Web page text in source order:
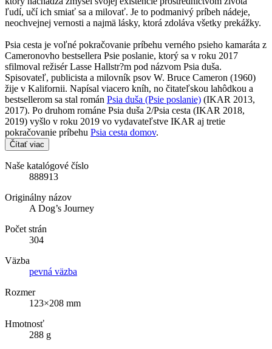
ľudí, učí ich smiať sa a milovať. Je to podmanivý príbeh nádeje,
neochvejnej vernosti a najmä lásky, ktorá zdoláva všetky prekážky.
Psia cesta je voľné pokračovanie príbehu verného psieho kamaráta z
Cameronovho bestsellera Psie poslanie, ktorý sa v roku 2017
sfilmoval režisér Lasse Hallstr?m pod názvom Psia duša.
Spisovateľ, publicista a milovník psov W. Bruce Cameron (1960)
žije v Kalifornii. Napísal viacero kníh, no čitateľskou lahôdkou a
bestsellerom sa stal román Psia duša (Psie poslanie) (IKAR 2013,
2017). Po druhom románe Psia duša 2/Psia cesta (IKAR 2018,
2019) vyšlo v roku 2019 vo vydavateľstve IKAR aj tretie
pokračovanie príbehu Psia cesta domov.
Čítať viac
Naše katalógové číslo
888913
Originálny názov
A Dog’s Journey
Počet strán
304
Väzba
pevná väzba
Rozmer
123×208 mm
Hmotnosť
288 g